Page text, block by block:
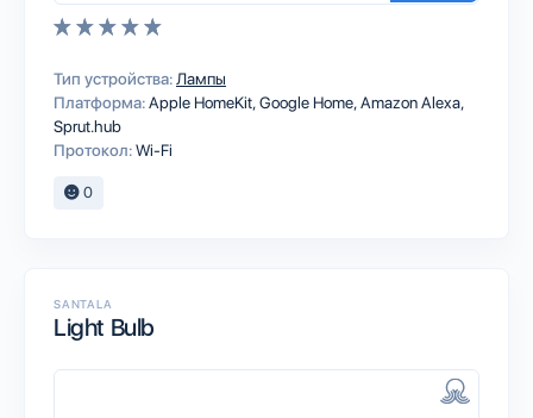
Тип устройства: Лампы
Платформа:Apple HomeKitGoogle HomeAmazon Alexa
Sprut.hub
Протокол:Wi-Fi
0
SANTALA
Light Bulb